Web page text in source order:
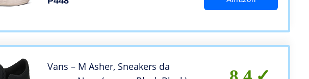
Vans – M Asher, Sneakers da